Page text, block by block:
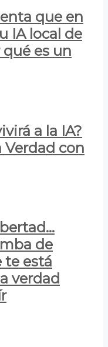
que en
IA local de
es un
a la IA?
Verdad con
de
te está
verdad